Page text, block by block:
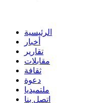
الرئيسية
أخبار
تقارير
مقابلات
ثقافة
دعوة
ملتميديا
اتصل بنا